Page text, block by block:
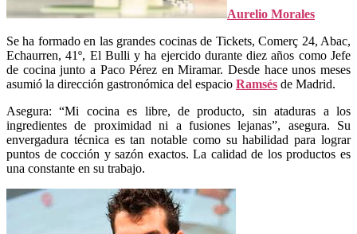
Aurelio Morales
Se ha formado en las grandes cocinas de Tickets, Comerç 24, Abac,
Echaurren, 41º, El Bulli y ha ejercido durante diez años como Jefe
de cocina junto a Paco Pérez en Miramar. Desde hace unos meses
asumió la dirección gastronómica del espacio Ramsés de Madrid.
Asegura: “Mi cocina es libre, de producto, sin ataduras a los
ingredientes de proximidad ni a fusiones lejanas”, asegura. Su
envergadura técnica es tan notable como su habilidad para lograr
puntos de cocción y sazón exactos. La calidad de los productos es
una constante en su trabajo.